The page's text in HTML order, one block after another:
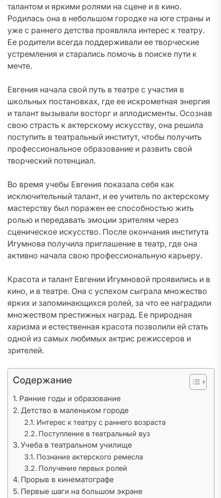
талантом и яркими ролями на сцене и в кино.
Родилась она в небольшом городке на юге страны и
уже с раннего детства проявляла интерес к театру.
Ее родители всегда поддерживали ее творческие
устремления и старались помочь в поиске пути к
мечте.
Евгения начала свой путь в театре с участия в
школьных постановках, где ее искрометная энергия
и талант вызывали восторг и аплодисменты. Осознав
свою страсть к актерскому искусству, она решила
поступить в театральный институт, чтобы получить
профессиональное образование и развить свой
творческий потенциал.
Во время учебы Евгения показала себя как
исключительный талант, и ее учитель по актерскому
мастерству был поражен ее способностью жить
ролью и передавать эмоции зрителям через
сценическое искусство. После окончания института
Игумнова получила приглашение в театр, где она
активно начала свою профессиональную карьеру.
Красота и талант Евгении Игумновой проявились и в
кино, и в театре. Она с успехом сыграла множество
ярких и запоминающихся ролей, за что ее наградили
множеством престижных наград. Ее природная
харизма и естественная красота позволили ей стать
одной из самых любимых актрис режиссеров и
зрителей.
Содержание
Ранние годы и образование
Детство в маленьком городе
Интерес к театру с раннего возраста
Поступление в театральный вуз
Учеба в театральном училище
Познание актерского ремесла
Получение первых ролей
Прорыв в кинематографе
Первые шаги на большом экране